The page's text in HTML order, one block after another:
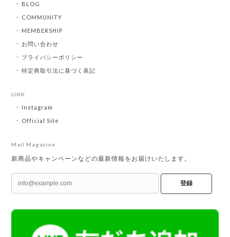
BLOG
COMMUNITY
MEMBERSHIP
お問い合わせ
プライバシーポリシー
特定商取引法に基づく表記
LINK
Instagram
Official Site
Mail Magazine
新商品やキャンペーンなどの最新情報をお届けいたします。
登録